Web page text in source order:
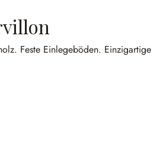
Feste Einlegeböden. Einzigartige